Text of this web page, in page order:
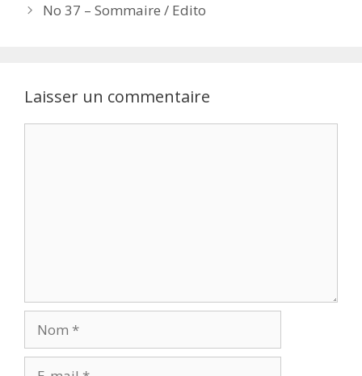
No 37 – Sommaire / Edito
Laisser un commentaire